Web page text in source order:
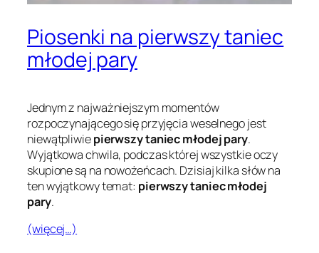
Piosenki na pierwszy taniec
młodej pary
Jednym z najważniejszym momentów
rozpoczynającego się przyjęcia weselnego jest
niewątpliwiepierwszy taniec młodej pary.
Wyjątkowa chwila, podczas której wszystkie oczy
skupione są na nowożeńcach. Dzisiaj kilka słów na
ten wyjątkowy temat: pierwszy taniec młodej
pary.
(więcej…)